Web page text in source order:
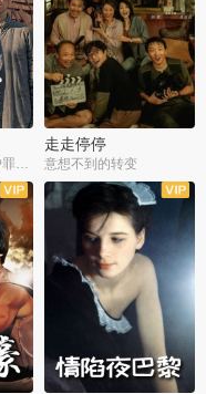
南京沦陷，百姓守护罪证底片
走走停停
意想不到的转变